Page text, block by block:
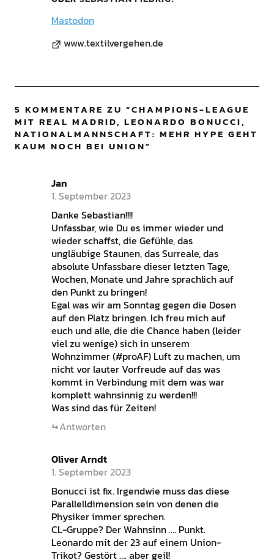
Mastodon
www.textilvergehen.de
5 KOMMENTARE ZU “CHAMPIONS-LEAGUE
MIT REAL MADRID, LEONARDO BONUCCI,
NATIONALMANNSCHAFT: MEHR HYPE GEHT
KAUM NOCH BEI UNION”
Jan
1. September 2023
Danke Sebastian!!!!
Unfassbar, wie Du es immer wieder und
wieder schaffst, die Gefühle, das
ungläubige Staunen, das Surreale, das
absolute Unfassbare dieser letzten Tage,
Wochen, Monate und Jahre sprachlich auf
den Punkt zu bringen!
Egal was wir am Sonntag gegen die Dosen
auf den Platz bringen. Ich freu mich auf
euch und alle, die die Chance haben (leider
viel zu wenige) sich in unserem
Wohnzimmer (#proAF) Luft zu machen, um
nicht vor lauter Vorfreude auf das was
kommt in Verbindung mit dem was war
komplett wahnsinnig zu werden!!!
Was sind das für Zeiten!
Antworten
Oliver Arndt
1. September 2023
Bonucci ist fix. Irgendwie muss das diese
Parallelldimension sein von denen die
Physiker immer sprechen.
CL-Gruppe? Der Wahnsinn …. Punkt.
Leonardo mit der 23 auf einem Union-
Trikot? Gestört …. aber geil!